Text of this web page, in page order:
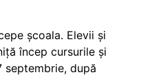
școala. Elevii și
încep cursurile și
după